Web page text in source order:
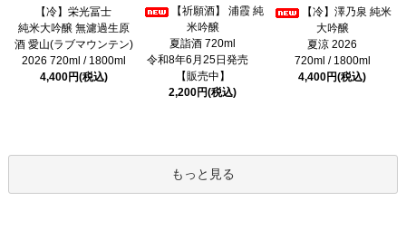
【冷】栄光冨士
純米大吟醸 無濾過生原
酒 愛山(ラブマウンテン)
2026 720ml / 1800ml
4,400円(税込)
【祈願酒】 浦霞 純
米吟醸
夏詣酒 720ml
令和8年6月25日発売
【販売中】
2,200円(税込)
【冷】澤乃泉 純米
大吟醸
夏涼 2026
720ml / 1800ml
4,400円(税込)
もっと見る